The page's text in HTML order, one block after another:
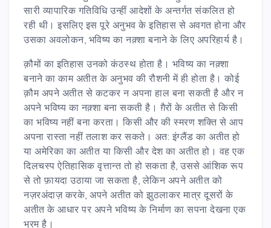
सारी व्यापारिक गतिविधि उन्हीं आदेशों के अन्तर्गत संकलित हो
रही थी। इसलिए इस पूरे अनुभव के इतिहास से अवगत होना और
उसका अवलोकन, भविष्य का नक़्शा बनाने के लिए अपरिहार्य है।
क़ौमों का इतिहास उनको कंठस्थ होता है। भविष्य का नक़्शा
बनाने का काम अतीत के अनुभव की रौशनी में ही होता है। कोई
क़ौम अपने अतीत से कटकर न अपना हाल बना सकती है और न
अपने भविष्य का नक़्शा बना सकती है। ग़ैरों के अतीत से किसी
का भविष्य नहीं बना करता। किसी और की स्मरण शक्ति से आप
अपना रास्ता नहीं तलाश कर सकते। अत: इंग्लैंड का अतीत हो
या अमेरिका का अतीत या किसी और देश का अतीत हो। वह एक
दिलचस्प ऐतिहासिक वृत्तान्त तो हो सकता है, उससे आंशिक रूप
से तो फ़ायदा उठाया जा सकता है, लेकिन अपने अतीत को
नज़रअंदाज़ करके, अपने अतीत को झुठलाकर मात्र दूसरों के
अतीत के आधार पर अपने भविष्य के निर्माण का सपना देखना एक
भ्रम है।